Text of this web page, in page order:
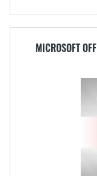
MICROSOFT